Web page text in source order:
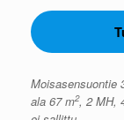
Moisasensuontie
ala 67 m2, 2 MH,